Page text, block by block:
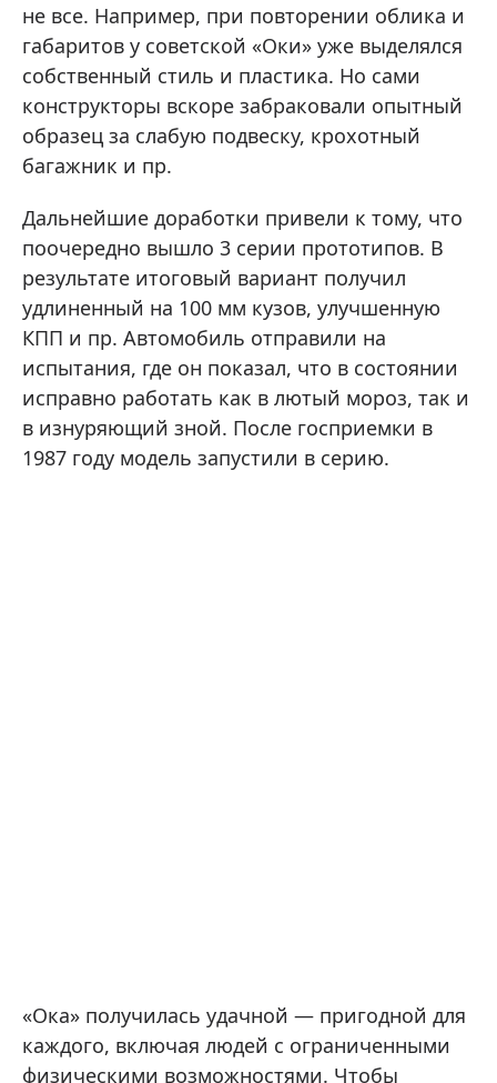
не все. Например, при повторении облика и
габаритов у советской «Оки» уже выделялся
собственный стиль и пластика. Но сами
конструкторы вскоре забраковали опытный
образец за слабую подвеску, крохотный
багажник и пр.
Дальнейшие доработки привели к тому, что
поочередно вышло 3 серии прототипов. В
результате итоговый вариант получил
удлиненный на 100 мм кузов, улучшенную
КПП и пр. Автомобиль отправили на
испытания, где он показал, что в состоянии
исправно работать как в лютый мороз, так и
в изнуряющий зной. После госприемки в
1987 году модель запустили в серию.
«Ока» получилась удачной — пригодной для
каждого, включая людей с ограниченными
физическими возможностями. Чтобы